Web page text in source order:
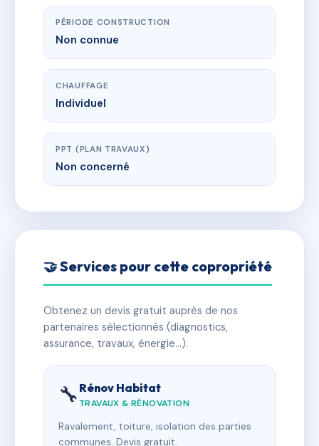
PÉRIODE CONSTRUCTION
Non connue
CHAUFFAGE
Individuel
PPT (PLAN TRAVAUX)
Non concerné
🤝 Services pour cette copropriété
Obtenez un devis gratuit auprès de nos
partenaires sélectionnés (diagnostics,
assurance, travaux, énergie…).
🔧 Rénov Habitat
TRAVAUX & RÉNOVATION
Ravalement, toiture, isolation des parties
communes. Devis gratuit.